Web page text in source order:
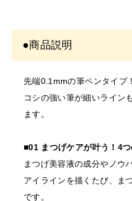
書類確認後に商品を発送しま
す
確認できない場合はご注文
〇開業予定の方＿証明書送り
●商品説明
先端0.1mmの筆ペンタイプ！
コシの強い筆が細いライン
ます。
■01 まつげケアが叶う！4つ
まつげ美容液の成分やノウ
アイラインを描くたび、ま
です。